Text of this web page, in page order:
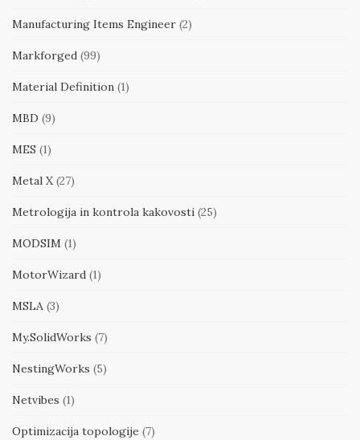
Manufacturing Items Engineer (2)
Markforged (99)
Material Definition (1)
MBD (9)
MES (1)
Metal X (27)
Metrologija in kontrola kakovosti (25)
MODSIM (1)
MotorWizard (1)
MSLA (3)
My.SolidWorks (7)
NestingWorks (5)
Netvibes (1)
Optimizacija topologije (7)